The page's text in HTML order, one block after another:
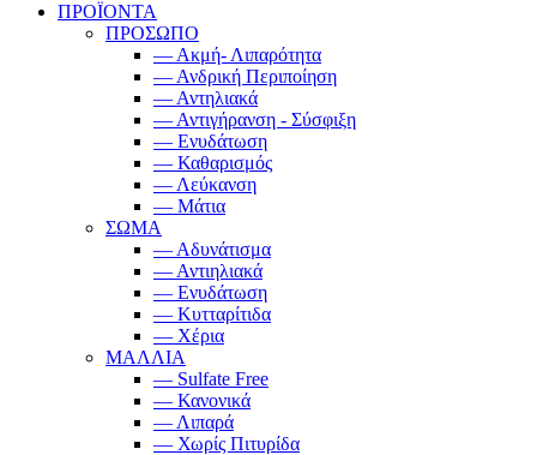
ΠΡΟΪΟΝΤΑ
ΠΡΟΣΩΠΟ
— Ακμή- Λιπαρότητα
— Ανδρική Περιποίηση
— Αντηλιακά
— Αντιγήρανση - Σύσφιξη
— Ενυδάτωση
— Καθαρισμός
— Λεύκανση
— Μάτια
ΣΩΜΑ
— Αδυνάτισμα
— Αντιηλιακά
— Ενυδάτωση
— Κυτταρίτιδα
— Χέρια
ΜΑΛΛΙΑ
— Sulfate Free
— Κανονικά
— Λιπαρά
— Χωρίς Πιτυρίδα